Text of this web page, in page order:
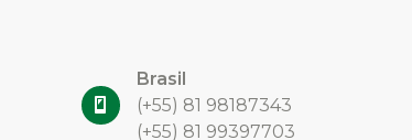
Brasil
(+55) 81 98187343
(+55) 81 99397703